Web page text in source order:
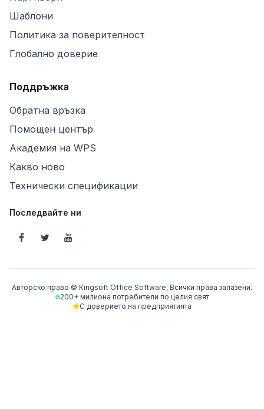
Шаблони
Политика за поверителност
Глобално доверие
Поддръжка
Обратна връзка
Помощен център
Академия на WPS
Какво ново
Технически спецификации
Последвайте ни
Авторско право © Kingsoft Office Software, Всички права запазени.
200+ милиона потребители по целия свят
С доверието на предприятията